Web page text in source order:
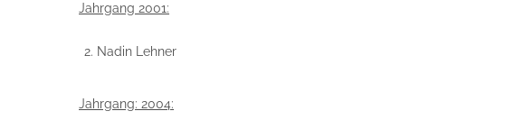
Jahrgang 2001:
Nadin Lehner
Jahrgang: 2004: